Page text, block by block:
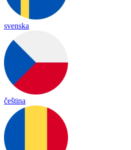
svenska
čeština